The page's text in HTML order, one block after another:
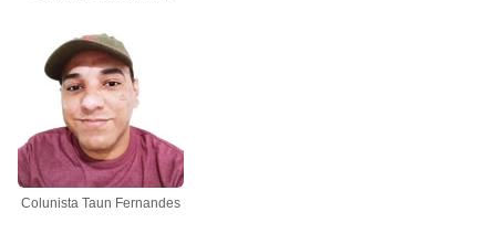
Colunista Taun Fernandes